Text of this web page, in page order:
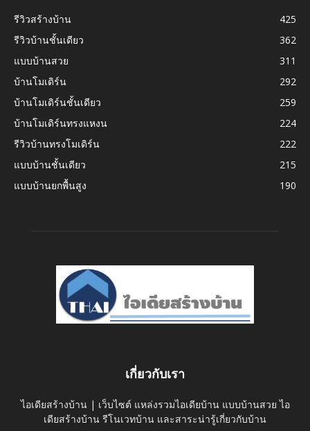
รีวิวสร้างบ้าน
425
รีวิวบ้านชั้นเดียว
362
แบบบ้านสวย
311
บ้านโมเดิร์น
292
บ้านโมเดิร์นชั้นเดียว
259
บ้านโมเดิร์นทรงแหงน
224
รีวิวบ้านทรงโมเดิร์น
222
แบบบ้านชั้นเดียว
215
แบบบ้านยกพื้นสูง
190
เกี่ยวกับเรา
ไอเดียสร้างบ้าน | เว็บไซต์ แหล่งรวมไอเดียบ้าน แบบบ้านสวย ไอ
เดียสร้างบ้าน รีโนเวทบ้าน และสาระน่ารู้เกี่ยวกับบ้าน